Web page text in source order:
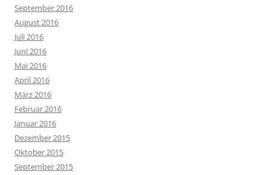
September 2016
August 2016
Juli 2016
Juni 2016
Mai 2016
April 2016
März 2016
Februar 2016
Januar 2016
Dezember 2015
Oktober 2015
September 2015